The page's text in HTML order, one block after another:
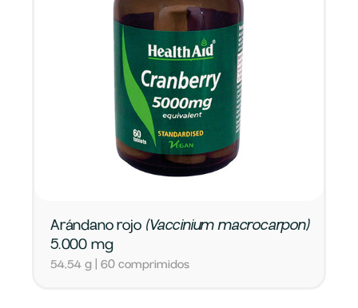
Arándano rojo (Vaccinium macrocarpon)
5.000 mg
54,54 g | 60 comprimidos